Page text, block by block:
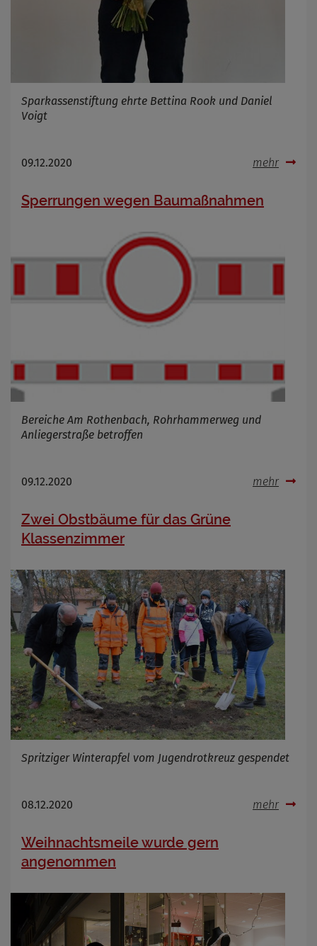
Sparkassenstiftung ehrte Bettina Rook und Daniel
Voigt
09.12.2020 mehr
Sperrungen wegen Baumaßnahmen
Bereiche Am Rothenbach, Rohrhammerweg und
Anliegerstraße betroffen
09.12.2020 mehr
Zwei Obstbäume für das Grüne
Klassenzimmer
Spritziger Winterapfel vom Jugendrotkreuz gespendet
08.12.2020 mehr
Weihnachtsmeile wurde gern
angenommen